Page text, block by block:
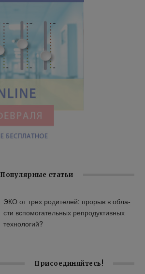
Популярные статьи
ЭКО от трех ро­ди­те­лей: про­рыв в об­ла­
сти вспо­мо­га­тель­ных ре­про­дук­тив­ных
тех­но­ло­гий?
Присоединяйтесь!